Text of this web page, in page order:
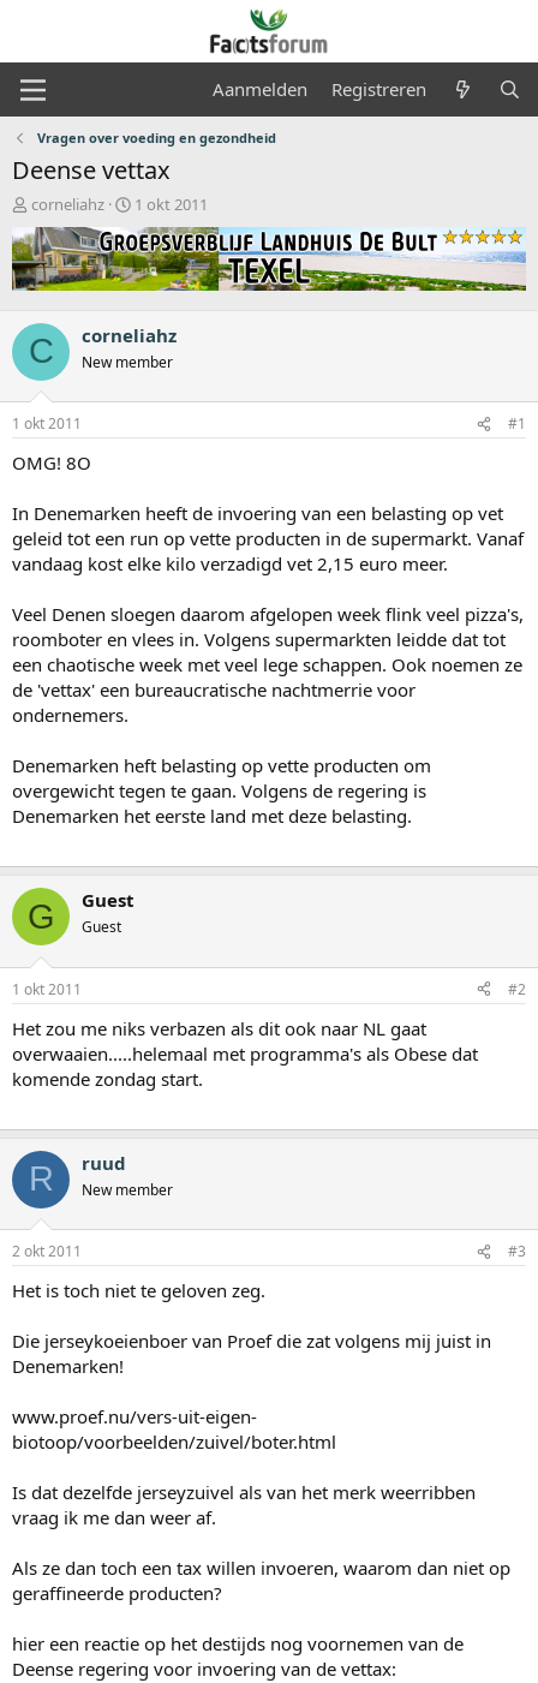
Aanmelden Registreren
Vragen over voeding en gezondheid
Deense vettax
O
n
d
e
r
e
r
p
s
t
a
r
e
r
corneliahz
S
a
r
t
a
t
m
1 okt 2011
C corneliahz
New member
1 okt 2011 #1
OMG! 8O
In Denemarken heeft de invoering van een belasting op vet
geleid tot een run op vette producten in de supermarkt. Vanaf
vandaag kost elke kilo verzadigd vet 2,15 euro meer.
Veel Denen sloegen daarom afgelopen week flink veel pizza's,
roomboter en vlees in. Volgens supermarkten leidde dat tot
een chaotische week met veel lege schappen. Ook noemen ze
de 'vettax' een bureaucratische nachtmerrie voor
ondernemers.
Denemarken heft belasting op vette producten om
overgewicht tegen te gaan. Volgens de regering is
Denemarken het eerste land met deze belasting.
G Guest
Guest
1 okt 2011 #2
Het zou me niks verbazen als dit ook naar NL gaat
overwaaien.....helemaal met programma's als Obese dat
komende zondag start.
R ruud
New member
2 okt 2011 #3
Het is toch niet te geloven zeg.
Die jerseykoeienboer van Proef die zat volgens mij juist in
Denemarken!
www.proef.nu/vers-uit-eigen-
biotoop/voorbeelden/zuivel/boter.html
Is dat dezelfde jerseyzuivel als van het merk weerribben
vraag ik me dan weer af.
Als ze dan toch een tax willen invoeren, waarom dan niet op
geraffineerde producten?
hier een reactie op het destijds nog voornemen van de
Deense regering voor invoering van de vettax: